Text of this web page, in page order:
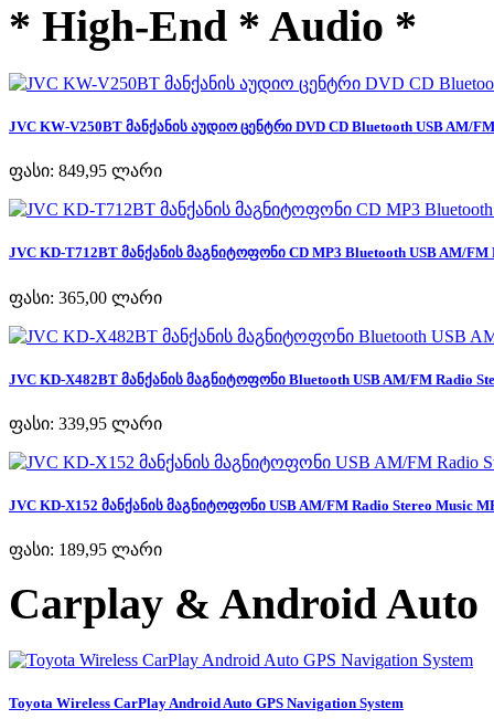
* High-End * Audio *
JVC KW-V250BT მანქანის აუდიო ცენტრი DVD CD Bluetooth USB AM/
ფასი: 849,95 ლარი
JVC KD-T712BT მანქანის მაგნიტოფონი CD MP3 Bluetooth USB AM/FM
ფასი: 365,00 ლარი
JVC KD-X482BT მანქანის მაგნიტოფონი Bluetooth USB AM/FM Radio
ფასი: 339,95 ლარი
JVC KD-X152 მანქანის მაგნიტოფონი USB AM/FM Radio Stereo Music
ფასი: 189,95 ლარი
Carplay & Android Auto
Toyota Wireless CarPlay Android Auto GPS Navigation System